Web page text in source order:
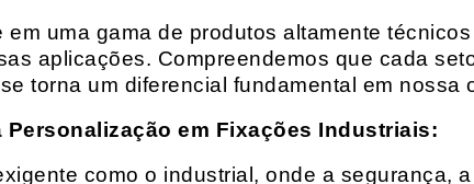
em uma gama de produtos altamente
aplicações. Compreendemos que cada
torna um diferencial fundamental em nossa
Personalização em Fixações Industriais:
como o industrial, onde a segurança,